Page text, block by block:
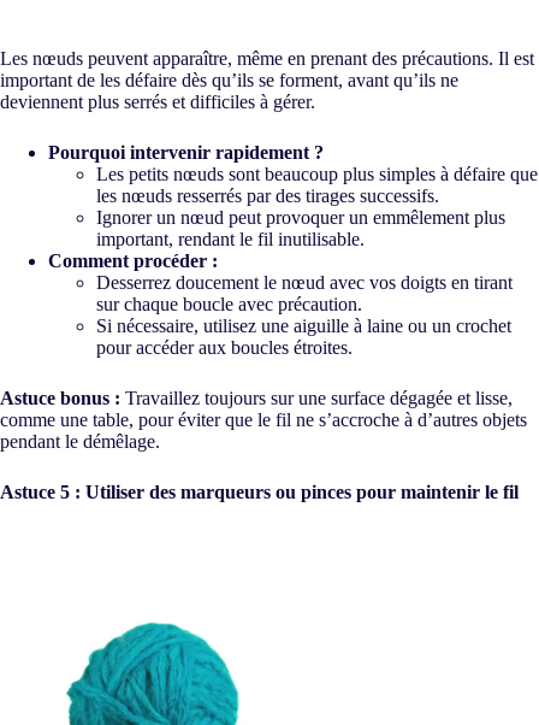
Les nœuds peuvent apparaître, même en prenant des précautions. Il est
important de les défaire dès qu’ils se forment, avant qu’ils ne
deviennent plus serrés et difficiles à gérer.
Pourquoi intervenir rapidement ?
Les petits nœuds sont beaucoup plus simples à défaire que
les nœuds resserrés par des tirages successifs.
Ignorer un nœud peut provoquer un emmêlement plus
important, rendant le fil inutilisable.
Comment procéder :
Desserrez doucement le nœud avec vos doigts en tirant
sur chaque boucle avec précaution.
Si nécessaire, utilisez une aiguille à laine ou un crochet
pour accéder aux boucles étroites.
Astuce bonus : Travaillez toujours sur une surface dégagée et lisse,
comme une table, pour éviter que le fil ne s’accroche à d’autres objets
pendant le démêlage.
Astuce 5 : Utiliser des marqueurs ou pinces pour maintenir le fil